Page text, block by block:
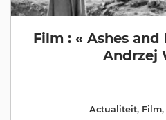
Film : « Ashes
Andrzej
Actualiteit, Film,